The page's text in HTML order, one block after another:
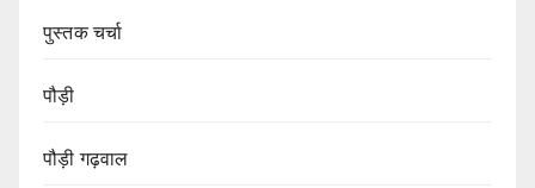
पुस्तक चर्चा
पौड़ी
पौड़ी गढ़वाल